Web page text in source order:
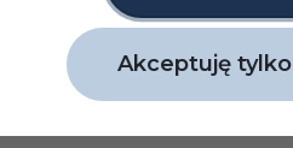
NIP: 6631761591
Akceptuję